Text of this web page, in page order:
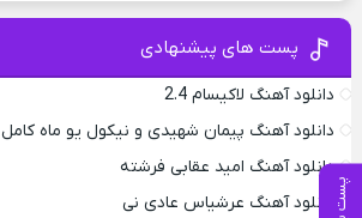
پست های پیشنهادی
دانلود آهنگ لاکیسام 2.4
دانلود آهنگ پیمان شهیدی و نیکول یو ماه کامل
دانلود آهنگ امید عقابی فرشته
دانلود آهنگ عرشیاس عادی نی